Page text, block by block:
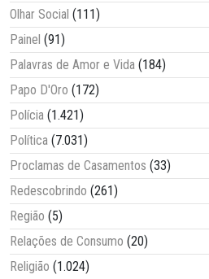
Olhar Social (111)
Painel (91)
Palavras de Amor e Vida (184)
Papo D'Oro (172)
Polícia (1.421)
Política (7.031)
Proclamas de Casamentos (33)
Redescobrindo (261)
Região (5)
Relações de Consumo (20)
Religião (1.024)